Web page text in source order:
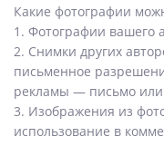
Какие фотографии
1. Фотографии вашего
2. Снимки других
письменное
рекламы — письмо
3. Изображения из
использование в